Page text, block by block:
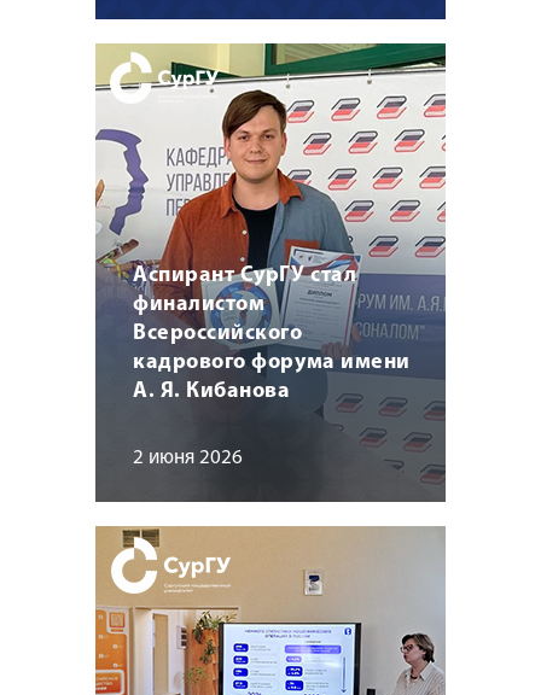
Аспирант СурГУ стал
финалистом
Всероссийского
кадрового форума имени
А. Я. Кибанова
2 июня 2026